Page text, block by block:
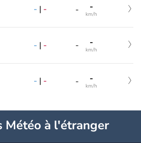
- | - - -
km/h
- | - - -
km/h
- | - - -
km/h
Météo à l'étranger